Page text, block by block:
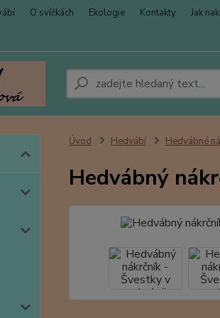
O svíčkách Ekologie Kontakty Jak
Úvod Hedvábí Hedvábné
Hedvábný